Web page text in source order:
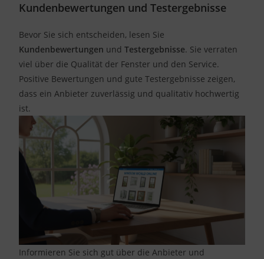
Kundenbewertungen und Testergebnisse
Bevor Sie sich entscheiden, lesen Sie
Kundenbewertungen undTestergebnisse. Sie verraten
viel über die Qualität der Fenster und den Service.
Positive Bewertungen und gute Testergebnisse zeigen,
dass ein Anbieter zuverlässig und qualitativ hochwertig
ist.
Informieren Sie sich gut über die Anbieter und